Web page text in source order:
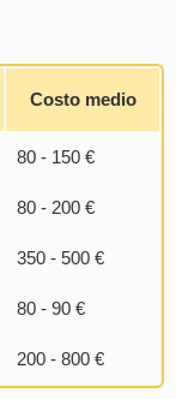
Costo medio
80 - 150 €
80 - 200 €
350 - 500 €
80 - 90 €
200 - 800 €